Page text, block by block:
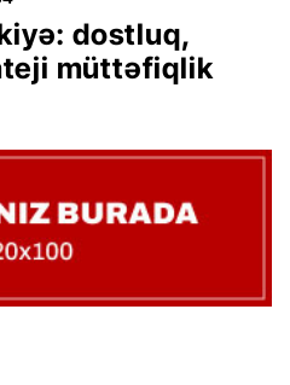
dostluq,
müttəfiqlik